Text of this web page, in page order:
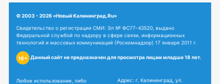
© 2003 - 2026 «Новый Калининград.Ru»
Свидетельство о регистрации СМИ: Эл № ФС77-43520, выдано
Федеральной службой по надзору в сфере связи, информационных
технологий и массовых коммуникаций (Роскомнадзор) 17 января 2011 г.
18+ Данный сайт не предназначен для просмотра лицам младше 18 лет.
Любое использование, либо
Адрес: г. Калининград, ул.